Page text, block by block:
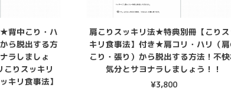
背中こり・ハ
ら脱出する方
ラしましょ
りスッキリ
キリ食事法】
肩こりスッキリ法★特典別冊【こりス
キリ食事法】付き★肩コリ・ハリ（肩
こり・張り）から脱出する方法！不
気分とサヨナラしましょう！！
¥3,800